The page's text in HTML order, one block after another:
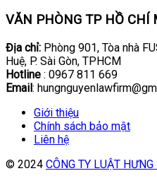
VĂN PHÒNG TP HỒ CHÍ
Địa chỉ: Phòng 901, Tòa nhà
Huệ, P. Sài Gòn, TPHCM
Hotline : 0967 811 669
Email :
Giới thiệu
Chính sách bảo mật
Liên hệ
© 2024 CÔNG TY LUẬT HƯNG